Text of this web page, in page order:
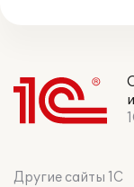
Другие сайты 1С